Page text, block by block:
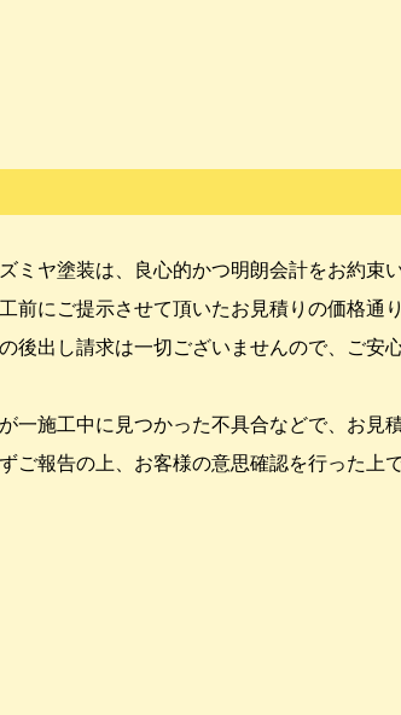
ミヤ塗装は、良心的かつ明朗会計をお約束
前にご提示させて頂いたお見積りの価格通
後出し請求は一切ございませんので、ご安
一施工中に見つかった不具合などで、お見
ご報告の上、お客様の意思確認を行った上